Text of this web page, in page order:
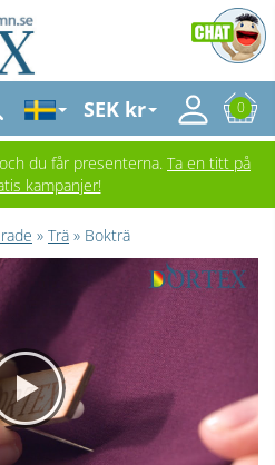
SEK kr 0
du får presenterna. Ta en titt på
kampanjer!
» Trä » Bokträ